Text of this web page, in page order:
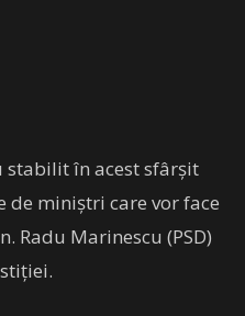
stabilit în acest sfârșit
de miniștri care vor face
Radu Marinescu (PSD)